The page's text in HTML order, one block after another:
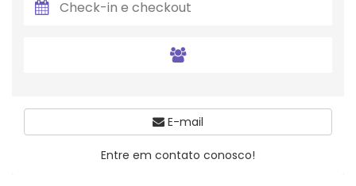
E-mail
Entre em contato conosco!